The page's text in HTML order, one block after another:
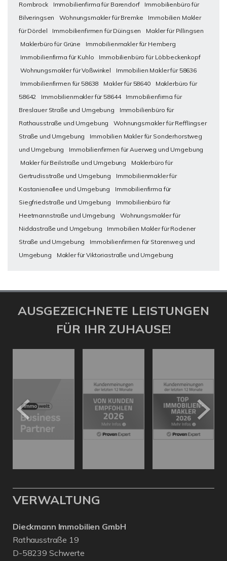
Rombrock
Immobilienfirma für Barendorf
Immobilienbüro für
Bilveringsen
Wohnungsmakler für Bremke
Immobilien Makler
für Dördel
Immobilienfirmen für Düingsen
Makler für Pillingsen
Maklerbüro für Grüne
Immobilienmakler für Hemberg
Immobilienfirma für Kuhlo
Immobilienbüro für Löbbeckenkopf
Wohnungsmakler für Voßwinkel
Immobilien Makler für 58636
Immobilienfirmen für 58638
Makler für 58640
Maklerbüro für
58642
Immobilienmakler für 58644
Immobilienfirma für
Breslauer Straße und Umgebung
Immobilienbüro für
Rathausstraße und Umgebung
Wohnungsmakler für Refflingser
Straße und Umgebung
Immobilien Makler für Sonderhorstweg
und Umgebung
Immobilienfirmen für Auerweg und Umgebung
Makler für Beilstraße und Umgebung
Maklerbüro für
Gertrudisstraße und Umgebung
Immobilienmakler für
Kastanienallee und Umgebung
Immobilienfirma für
Siegfriedstraße und Umgebung
Immobilienbüro für
Heetmannstraße und Umgebung
Wohnungsmakler für
Niddastraße und Umgebung
Immobilien Makler für Rodener
Straße und Umgebung
Immobilienfirmen für Starenweg und
Umgebung
Makler für Viktoriastraße und Umgebung
AUSGEZEICHNETE LEISTUNGEN
FÜR IHR ZUHAUSE!
VERWALTUNG
Dieckmann Immobilien GmbH
Rathausstraße 19
D-58239 Schwerte